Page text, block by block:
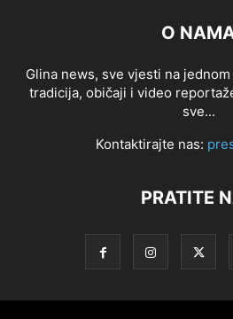
O
Glina news, sve vjesti na
tradicija, običaji i video
sve...
Kontaktirajte nas:
PRATITE